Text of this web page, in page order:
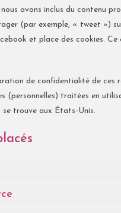
avons inclus du contenu
(par exemple, « tweet »)
et place des cookies.
de confidentialité de ces
(personnelles) traitées en
se trouve aux États-Unis.